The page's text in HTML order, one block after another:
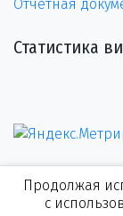
Отчетная
Статистика
Продолжая
с